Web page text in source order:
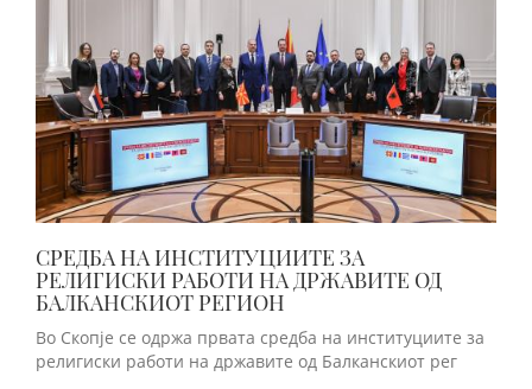
СРЕДБА НА ИНСТИТУЦИИТЕ ЗА
РЕЛИГИСКИ РАБОТИ НА ДРЖАВИТЕ ОД
БАЛКАНСКИОТ РЕГИОН
Во Скопје се одржа првата средба на институциите за
религиски работи на државите од Балканскиот рег